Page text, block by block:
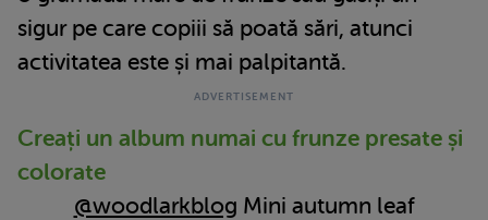
sigur pe care copiii să poată sări, atunci
activitatea este și mai palpitantă.
Creați un album numai cu frunze presate și
colorate
@woodlarkblog Mini autumn leaf